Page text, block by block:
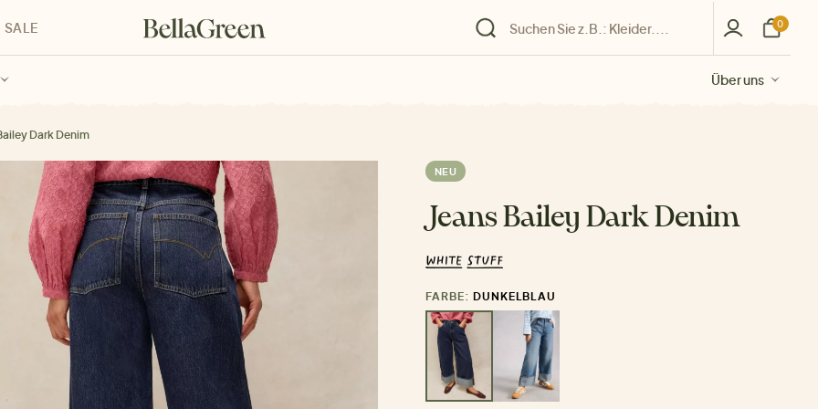
Über uns
Über uns
Über uns
für Kinder Über uns
SALE
Über uns
0
Dark Denim
NEU
Jeans Bailey Dark Denim
FARBE: DUNKELBLAU